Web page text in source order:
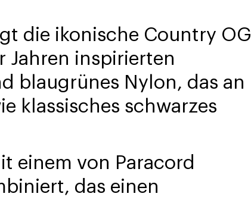
die ikonische Country OG
Jahren inspirierten
blaugrünes Nylon, das an
klassisches schwarzes
einem von Paracord
das einen